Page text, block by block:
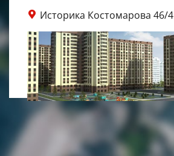
Историка Костомарова 46/4